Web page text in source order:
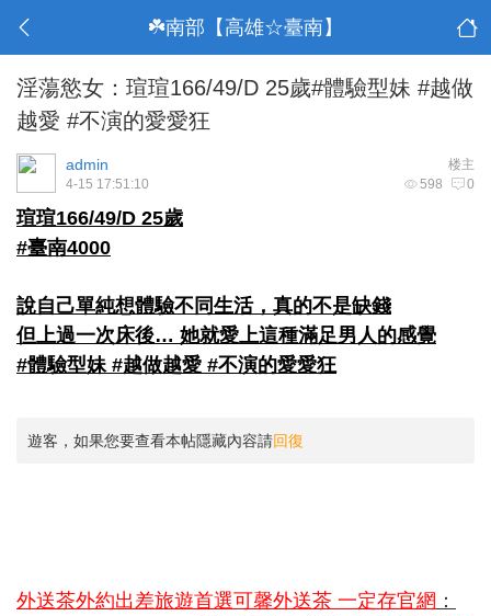
☘️南部【高雄☆臺南】
淫蕩慾女：瑄瑄166/49/D 25歲#體驗型妹 #越做
越愛 #不演的愛愛狂
楼主
admin
598 0
4-15 17:51:10
瑄瑄166/49/D 25歲
#臺南4000
說自己單純想體驗不同生活，真的不是缺錢
但上過一次床後… 她就愛上這種滿足男人的感覺
#體驗型妹 #越做越愛 #不演的愛愛狂
遊客，如果您要查看本帖隱藏內容請回復
外送茶外約出差旅遊首選可馨外送茶 一定存官網 ：